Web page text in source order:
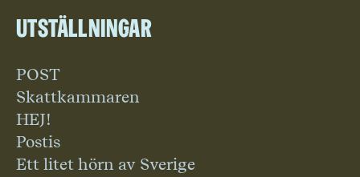
Utställningar
POST
Skattkammaren
HEJ!
Postis
Ett litet hörn av Sverige